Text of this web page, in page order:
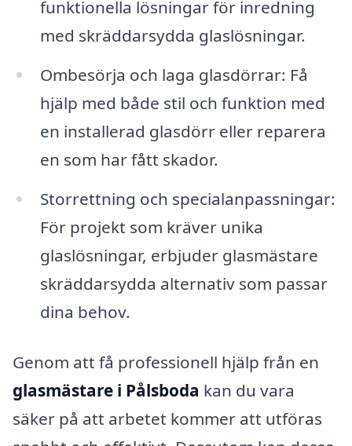
funktionella lösningar för inredning
med skräddarsydda glaslösningar.
Ombesörja och laga glasdörrar: Få
hjälp med både stil och funktion med
en installerad glasdörr eller reparera
en som har fått skador.
Storrettning och specialanpassningar:
För projekt som kräver unika
glaslösningar, erbjuder glasmästare
skräddarsydda alternativ som passar
dina behov.
Genom att få professionell hjälp från en
glasmästare i Pålsboda kan du vara
säker på att arbetet kommer att utföras